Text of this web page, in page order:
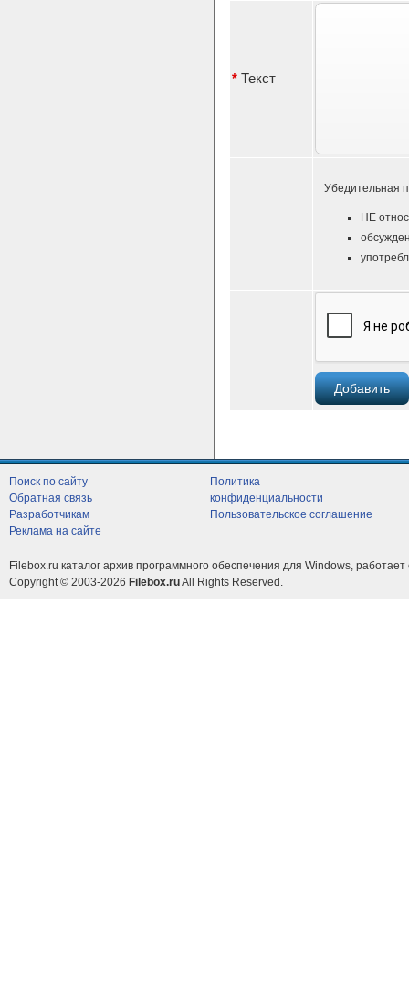
* Текст
Убедительная
НЕ
Поиск по сайту
Обратная связь
Разработчикам
Реклама на сайте
Политика
конфиденциальности
Пользовательское соглашение
Filebox.ru каталог архив программного обеспечения для Windows, работает
Copyright © 2003-2026 Filebox.ruAll Rights Reserved.